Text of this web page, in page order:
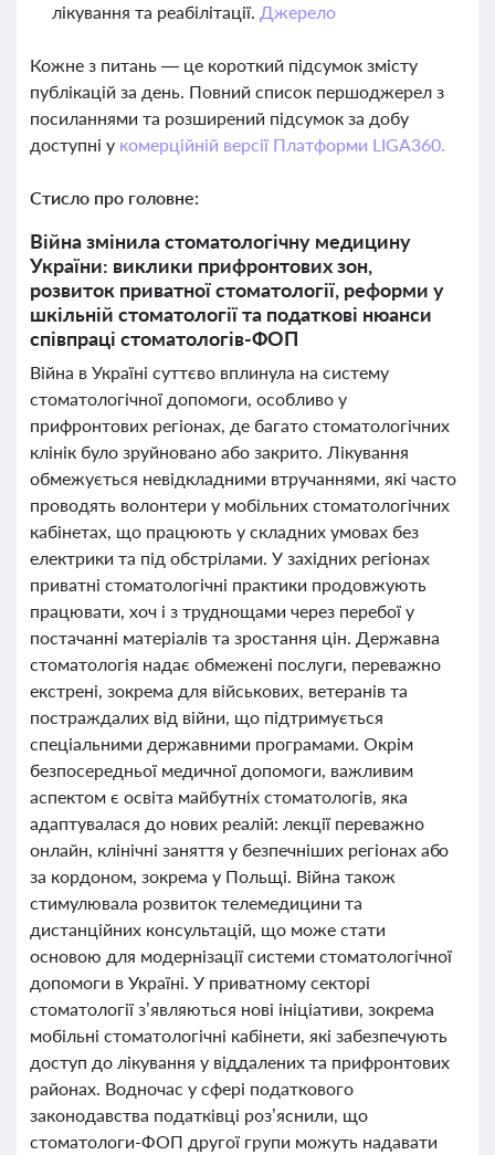
лікування та реабілітації. Джерело
Кожне з питань — це короткий підсумок змісту
публікацій за день. Повний список першоджерел з
посиланнями та розширений підсумок за добу
доступні у комерційній версії Платформи LIGA360.
Стисло про головне:
Війна змінила стоматологічну медицину
України: виклики прифронтових зон,
розвиток приватної стоматології, реформи у
шкільній стоматології та податкові нюанси
співпраці стоматологів-ФОП
Війна в Україні суттєво вплинула на систему
стоматологічної допомоги, особливо у
прифронтових регіонах, де багато стоматологічних
клінік було зруйновано або закрито. Лікування
обмежується невідкладними втручаннями, які часто
проводять волонтери у мобільних стоматологічних
кабінетах, що працюють у складних умовах без
електрики та під обстрілами. У західних регіонах
приватні стоматологічні практики продовжують
працювати, хоч і з труднощами через перебої у
постачанні матеріалів та зростання цін. Державна
стоматологія надає обмежені послуги, переважно
екстрені, зокрема для військових, ветеранів та
постраждалих від війни, що підтримується
спеціальними державними програмами. Окрім
безпосередньої медичної допомоги, важливим
аспектом є освіта майбутніх стоматологів, яка
адаптувалася до нових реалій: лекції переважно
онлайн, клінічні заняття у безпечніших регіонах або
за кордоном, зокрема у Польщі. Війна також
стимулювала розвиток телемедицини та
дистанційних консультацій, що може стати
основою для модернізації системи стоматологічної
допомоги в Україні. У приватному секторі
стоматології з’являються нові ініціативи, зокрема
мобільні стоматологічні кабінети, які забезпечують
доступ до лікування у віддалених та прифронтових
районах. Водночас у сфері податкового
законодавства податківці роз’яснили, що
стоматологи-ФОП другої групи можуть надавати